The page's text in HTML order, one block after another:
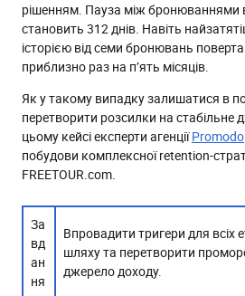
Аналітика та тестування гіпотез
Результати
рішенням. Пауза між бронюваннями
становить 312 днів. Навіть
історією від семи бронювань
приблизно раз на п’ять місяців.
Як у такому випадку залишатися в
перетворити розсилки на стабільне
цьому кейсі експерти агенціїPromodo
побудови комплексної retention-
FREETOUR.com.
За
вд
ан
ня
Впровадити тригери для всіх
шляху та перетворити
джерело доходу.